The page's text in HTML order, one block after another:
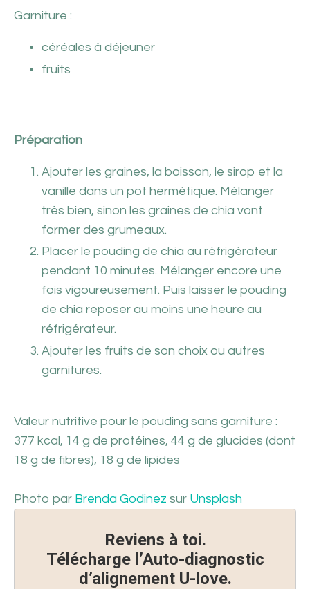
Garniture :
céréales à déjeuner
fruits
Préparation
Ajouter les graines, la boisson, le sirop et la
vanille dans un pot hermétique. Mélanger
très bien, sinon les graines de chia vont
former des grumeaux.
Placer le pouding de chia au réfrigérateur
pendant 10 minutes. Mélanger encore une
fois vigoureusement. Puis laisser le pouding
de chia reposer au moins une heure au
réfrigérateur.
Ajouter les fruits de son choix ou autres
garnitures.
Valeur nutritive pour le pouding sans garniture :
377 kcal, 14 g de protéines, 44 g de glucides (dont
18 g de fibres), 18 g de lipides
Photo par Brenda Godinez sur Unsplash
Reviens à toi.
Télécharge l’Auto-diagnostic
d’alignement U-love.